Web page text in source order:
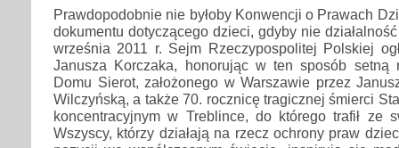
Prawdopodobnie nie byłoby Konwencji o Prawach
dokumentu dotyczącego dzieci, gdyby nie
września 2011 r. Sejm Rzeczypospolitej Polskiej
Janusza Korczaka, honorując w ten sposób setną
Domu Sierot, założonego w Warszawie przez
Wilczyńską, a także 70. rocznicę tragicznej śmierci
koncentracyjnym w Treblince, do którego trafił ze
Wszyscy, którzy działają na rzecz ochrony praw